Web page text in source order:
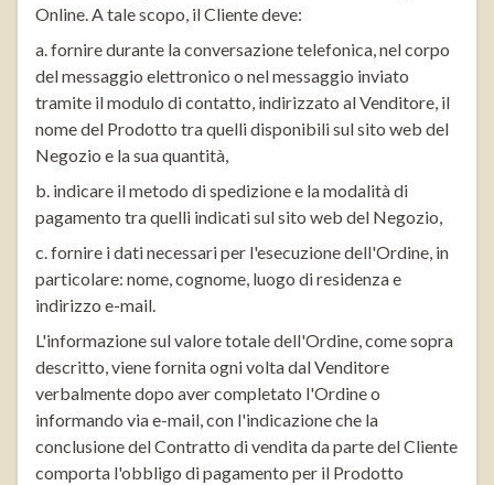
Online. A tale scopo, il Cliente deve:
a. fornire durante la conversazione telefonica, nel corpo
del messaggio elettronico o nel messaggio inviato
tramite il modulo di contatto, indirizzato al Venditore, il
nome del Prodotto tra quelli disponibili sul sito web del
Negozio e la sua quantità,
b. indicare il metodo di spedizione e la modalità di
pagamento tra quelli indicati sul sito web del Negozio,
c. fornire i dati necessari per l'esecuzione dell'Ordine, in
particolare: nome, cognome, luogo di residenza e
indirizzo e-mail.
L'informazione sul valore totale dell'Ordine, come sopra
descritto, viene fornita ogni volta dal Venditore
verbalmente dopo aver completato l'Ordine o
informando via e-mail, con l'indicazione che la
conclusione del Contratto di vendita da parte del Cliente
comporta l'obbligo di pagamento per il Prodotto